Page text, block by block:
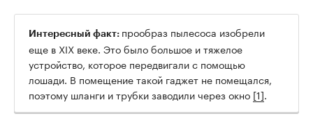
Интересный факт: прообраз пылесоса изобрели
еще в XIX веке. Это было большое и тяжелое
устройство, которое передвигали с помощью
лошади. В помещение такой гаджет не помещался,
поэтому шланги и трубки заводили через окно [1].